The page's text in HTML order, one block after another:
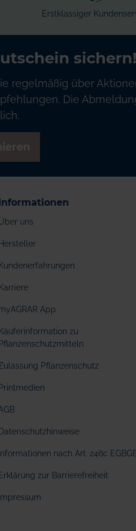
Erstklassiger
sichern!
regelmäßig über
Die
uns
Hersteller
Kundenerfahrungen
Karriere
App
Käuferinformation zu
Pflanzenschutzmitteln
Pflanzenschutz
Printmedien
Datenschutzhinweise
Informationen nach Art. 246c
Erklärung zur Barrierefreiheit
Impressum